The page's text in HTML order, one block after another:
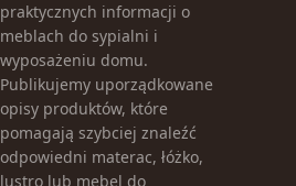
praktycznych informacji o
meblach do sypialni i
wyposażeniu domu.
Publikujemy uporządkowane
opisy produktów, które
pomagają szybciej znaleźć
odpowiedni materac, łóżko,
lustro lub mebel do